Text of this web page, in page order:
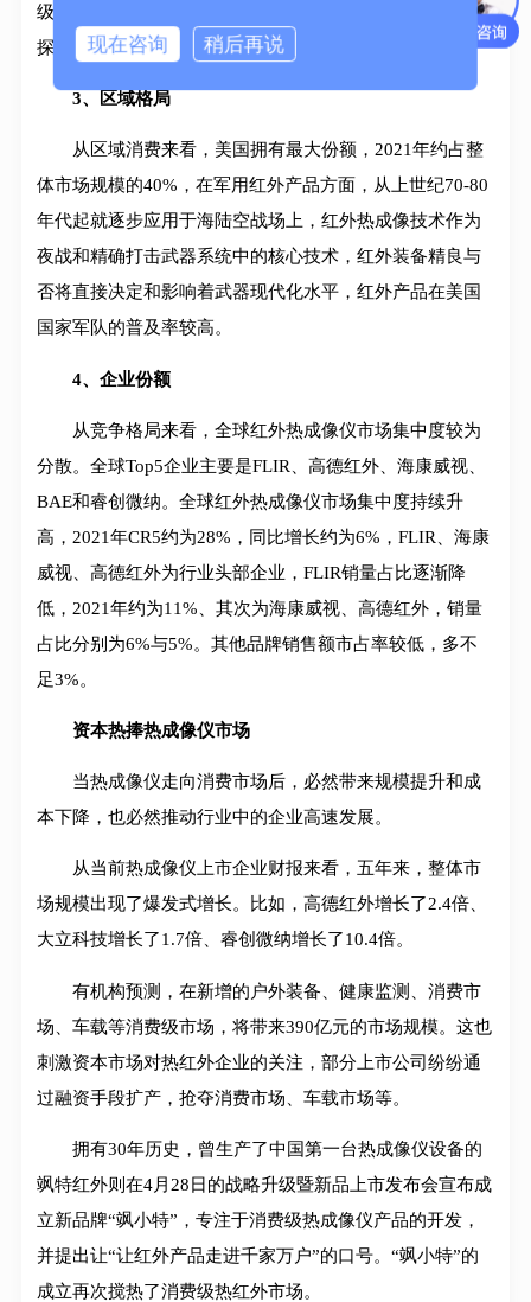
级封装等非制冷红外探测器制造技术的发展应用，非制冷
探测器成本大幅下降，未来占比还会进一步扩大。
3、区域格局
从区域消费来看，美国拥有最大份额，2021年约占整
体市场规模的40%，在军用红外产品方面，从上世纪70-80
年代起就逐步应用于海陆空战场上，红外热成像技术作为
夜战和精确打击武器系统中的核心技术，红外装备精良与
否将直接决定和影响着武器现代化水平，红外产品在美国
国家军队的普及率较高。
4、企业份额
从竞争格局来看，全球红外热成像仪市场集中度较为
分散。全球Top5企业主要是FLIR、高德红外、海康威视、
BAE和睿创微纳。全球红外热成像仪市场集中度持续升
高，2021年CR5约为28%，同比增长约为6%，FLIR、海康
威视、高德红外为行业头部企业，FLIR销量占比逐渐降
低，2021年约为11%、其次为海康威视、高德红外，销量
占比分别为6%与5%。其他品牌销售额市占率较低，多不
足3%。
资本热捧热成像仪市场
当热成像仪走向消费市场后，必然带来规模提升和成
本下降，也必然推动行业中的企业高速发展。
从当前热成像仪上市企业财报来看，五年来，整体市
场规模出现了爆发式增长。比如，高德红外增长了2.4倍、
大立科技增长了1.7倍、睿创微纳增长了10.4倍。
有机构预测，在新增的户外装备、健康监测、消费市
场、车载等消费级市场，将带来390亿元的市场规模。这也
刺激资本市场对热红外企业的关注，部分上市公司纷纷通
过融资手段扩产，抢夺消费市场、车载市场等。
拥有30年历史，曾生产了中国第一台热成像仪设备的
飒特红外则在4月28日的战略升级暨新品上市发布会宣布成
立新品牌“飒小特”，专注于消费级热成像仪产品的开发，
并提出让“让红外产品走进千家万户”的口号。“飒小特”的
成立再次搅热了消费级热红外市场。
现在咨询 稍后再说